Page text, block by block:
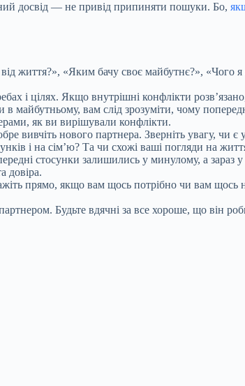
досвід — не привід припиняти пошуки. Бо,
життя?», «Яким бачу своє майбутнє?», «Чого
і цілях. Якщо внутрішні конфлікти
майбутньому, вам слід зрозуміти, чому
як ви вирішували конфлікти.
вивчіть нового партнера. Зверніть увагу, чи
і на сім’ю? Та чи схожі ваші погляди на
стосунки залишились у минулому, а зараз у
довіра.
прямо, якщо вам щось потрібно чи вам щось
Будьте вдячні за все хороше, що він